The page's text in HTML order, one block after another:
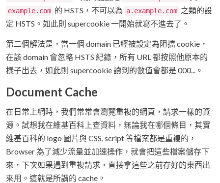
example.com 的 HSTS，不可以為 a.example.com 之類的設
定 HSTS。如此則 supercookie 一開始就寫不進去了。
第二個解法是，當一個 domain 已經被設定為阻擋 cookie，
在該 domain 會忽略 HSTS 紀錄，所有 URL 都按照他原本的
樣子出去，如此則 supercookie 讀到的數值會都是 000...。
Document Cache
在日常上網時，我們常常會瀏覽重複的網頁，請求一樣的資
源。試想我在維基百科上查資料，無論我在哪個條目，其實
維基百科的 logo 圖片與 CSS, script 等檔案都是重複的，
Browser 為了減少流量並加速操作，就會把這些檔案儲存下
來，下次如果遇到重複請求，直接拿這些之前存好的東西出
來用。這就是所謂的 cache。